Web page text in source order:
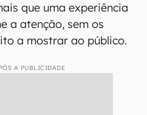
que uma experiência
a atenção, sem os
a mostrar ao público.
A PUBLICIDADE